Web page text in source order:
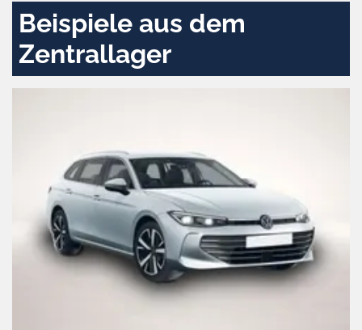
Beispiele aus dem
Zentrallager